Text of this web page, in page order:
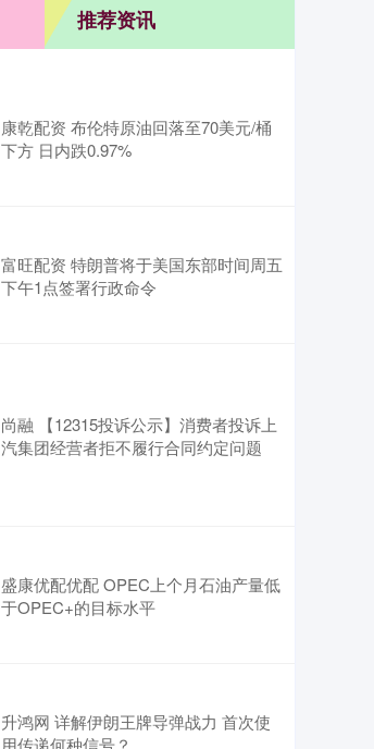
推荐资讯
康乾配资 布伦特原油回落至70美元/桶
下方 日内跌0.97%
富旺配资 特朗普将于美国东部时间周五
下午1点签署行政命令
尚融 【12315投诉公示】消费者投诉上
汽集团经营者拒不履行合同约定问题
盛康优配优配 OPEC上个月石油产量低
于OPEC+的目标水平
升鸿网 详解伊朗王牌导弹战力 首次使
用传递何种信号？